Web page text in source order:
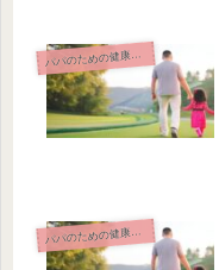
パパのための健康と栄養ガイド
パパのための健康と栄養ガイド